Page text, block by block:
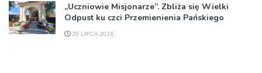
„Uczniowie Misjonarze”. Zbliża się Wielki
Odpust ku czci Przemienienia Pańskiego
29 LIPCA 2026